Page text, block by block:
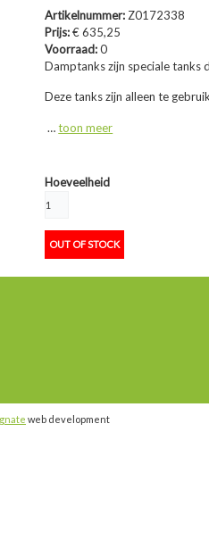
Artikelnummer: Z0172338
Prijs:€ 635,25
Voorraad:0
Damptanks zijn speciale tanks
Deze tanks zijn alleen te
… toon meer
Hoeveelheid
web development